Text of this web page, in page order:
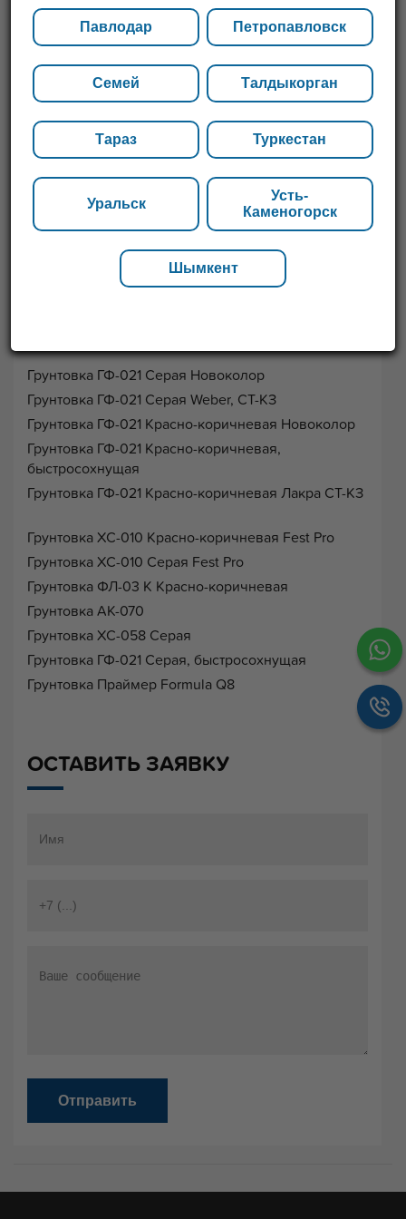
Грунтовка ГФ-021 Серая Новоколор
Грунтовка ГФ-021 Серая Weber, СТ-КЗ
Грунтовка ГФ-021 Красно-коричневая Новоколор
Грунтовка ГФ-021 Красно-коричневая,
быстросохнущая
Грунтовка ГФ-021 Красно-коричневая Лакра СТ-КЗ
Грунтовка ХС-010 Красно-коричневая Fest Pro
Грунтовка ХС-010 Серая Fest Pro
Грунтовка ФЛ-03 К Красно-коричневая
Грунтовка АК-070
Грунтовка ХС-058 Серая
Грунтовка ГФ-021 Серая, быстросохнущая
Грунтовка Праймер Formula Q8
ОСТАВИТЬ ЗАЯВКУ
Отправить
Павлодар Петропавловск
Семей Талдыкорган
Тараз Туркестан
Уральск
Усть-
Каменогорск
Шымкент